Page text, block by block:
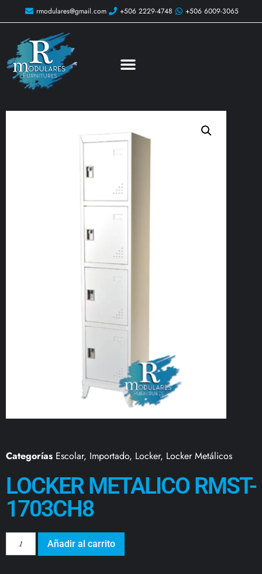
rmodulares@gmail.com +506 2229-4748 +506 6009-3065
Categorías Escolar, Importado, Locker, Locker Metálicos
LOCKER METALICO RMST-
1703CH8
Añadir al carrito